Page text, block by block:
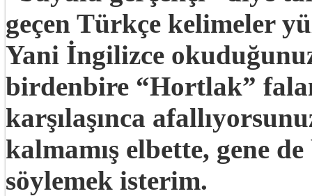
geçen Türkçe kelimeler
Yani İngilizce
birdenbire “Hortlak”
karşılaşınca
kalmamış elbette, gene
söylemek isterim.